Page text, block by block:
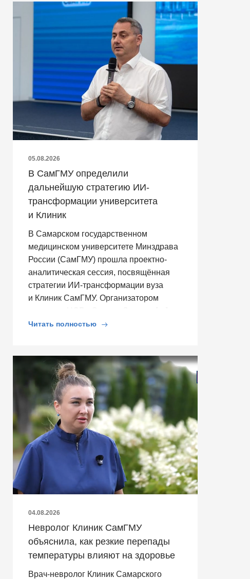
05.08.2026
В СамГМУ определили
дальнейшую стратегию ИИ-
трансформации университета
и Клиник
В Самарском государственном
медицинском университете Минздрава
России (СамГМУ) прошла проектно-
аналитическая сессия, посвящённая
стратегии ИИ-трансформации вуза
и Клиник СамГМУ. Организатором
Читать полностью
04.08.2026
Невролог Клиник СамГМУ
объяснила, как резкие перепады
температуры влияют на здоровье
Врач-невролог Клиник Самарского